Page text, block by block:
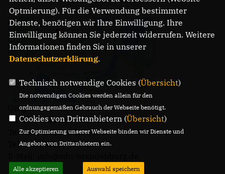
Gregor-Mendel-Straße 3
14469 Potsdam
Telefon: (0331) 620 14 - 0
Telefax: (0331) 620 14 - 14
Optmierung). Für die Verwendung bestimmter
Dienste, benötigen wir Ihre Einwilligung. Ihre
Einwilligung können Sie jederzeit widerrufen. Weitere
Informationen finden Sie in unserer
Datenschutzerklärung.
Technisch notwendige Cookies (Übersicht)
Die notwendigen Cookies werden allein für den
ordnungsgemäßen Gebrauch der Webseite benötigt.
Cookies von Drittanbietern (Übersicht)
Zur Optimierung unserer Webseite binden wir Dienste und
Angebote von Drittanbietern ein.
Alle akzeptieren Auswahl speichern